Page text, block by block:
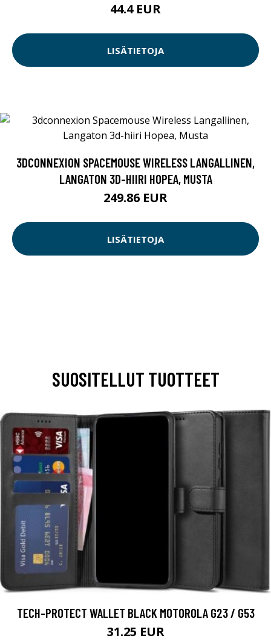
44.4 EUR
LISÄTIETOJA
3DCONNEXION SPACEMOUSE WIRELESS LANGALLINEN,
LANGATON 3D-HIIRI HOPEA, MUSTA
249.86 EUR
LISÄTIETOJA
SUOSITELLUT TUOTTEET
TECH-PROTECT WALLET BLACK MOTOROLA G23 / G53
31.25 EUR